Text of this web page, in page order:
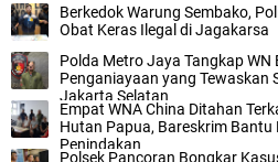
Berkedok Warung Sembako,
Obat Keras Ilegal di Jagakarsa‎
‎Polda Metro Jaya Tangkap WN
Penganiayaan yang Tewaskan
Jakarta Selatan‎
‎Empat WNA China Ditahan
Hutan Papua, Bareskrim Bantu
Penindakan‎
‎Polsek Pancoran Bongkar